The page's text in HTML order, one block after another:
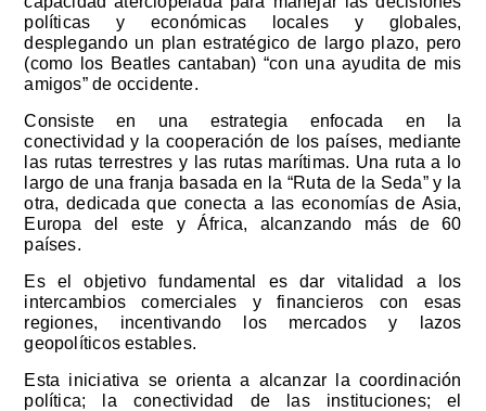
políticas y económicas locales y globales,
desplegando un plan estratégico de largo plazo, pero
(como los Beatles cantaban) “con una ayudita de mis
amigos” de occidente.
Consiste en una estrategia enfocada en la
conectividad y la cooperación de los países, mediante
las rutas terrestres y las rutas marítimas. Una ruta a lo
largo de una franja basada en la “Ruta de la Seda” y la
otra, dedicada que conecta a las economías de Asia,
Europa del este y África, alcanzando más de 60
países.
Es el objetivo fundamental es dar vitalidad a los
intercambios comerciales y financieros con esas
regiones, incentivando los mercados y lazos
geopolíticos estables.
Esta iniciativa se orienta a alcanzar la coordinación
política; la conectividad de las instituciones; el